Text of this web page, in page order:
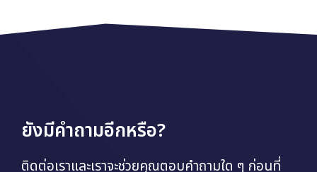
ยังมีคำถามอีกหรือ?
ติดต่อเราและเราจะช่วยคุณตอบคำถามใด ๆ ก่อนที่